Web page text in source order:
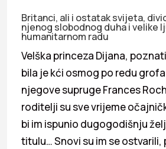
Britanci, ali i ostatak svijeta,
njenog slobodnog duha i velike
humanitarnom radu
Velška princeza Dijana,
bila je kći osmog po redu
njegove supruge Frances
roditelji su sve vrijeme
bi im ispunio dugogodišnju
titulu… Snovi su im se ostvarili,